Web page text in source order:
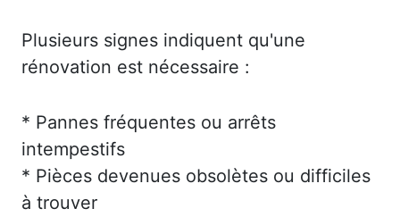
Plusieurs signes indiquent qu'une
rénovation est nécessaire :
* Pannes fréquentes ou arrêts
intempestifs
* Pièces devenues obsolètes ou difficiles
à trouver